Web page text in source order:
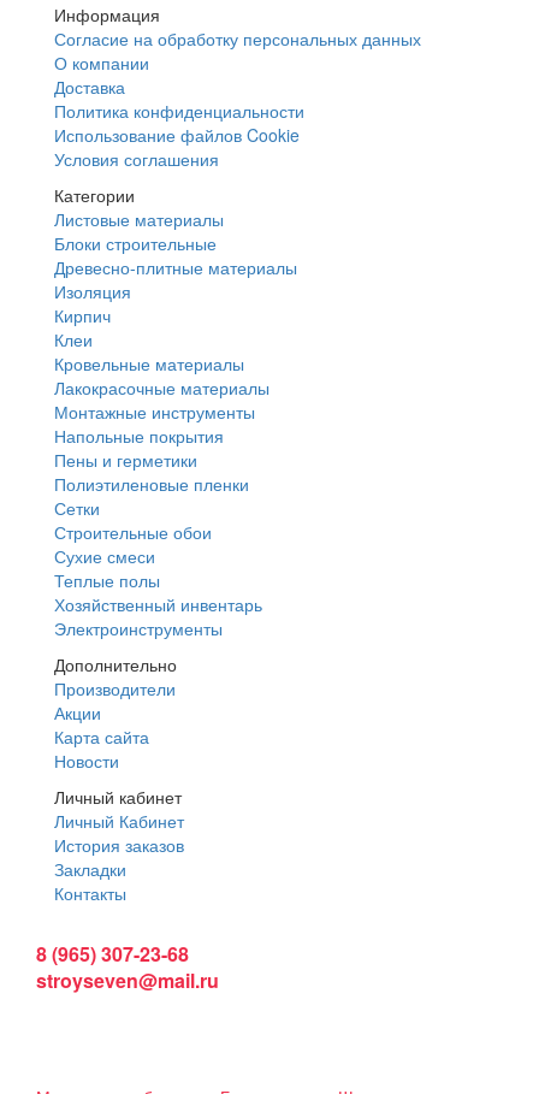
Информация
Согласие на обработку персональных данных
О компании
Доставка
Политика конфиденциальности
Использование файлов Cookie
Условия соглашения
Категории
Листовые материалы
Блоки строительные
Древесно-плитные материалы
Изоляция
Кирпич
Клеи
Кровельные материалы
Лакокрасочные материалы
Монтажные инструменты
Напольные покрытия
Пены и герметики
Полиэтиленовые пленки
Сетки
Строительные обои
Сухие смеси
Теплые полы
Хозяйственный инвентарь
Электроинструменты
Дополнительно
Производители
Акции
Карта сайта
Новости
Личный кабинет
Личный Кабинет
История заказов
Закладки
Контакты
8 (965) 307-23-68
stroyseven@mail.ru